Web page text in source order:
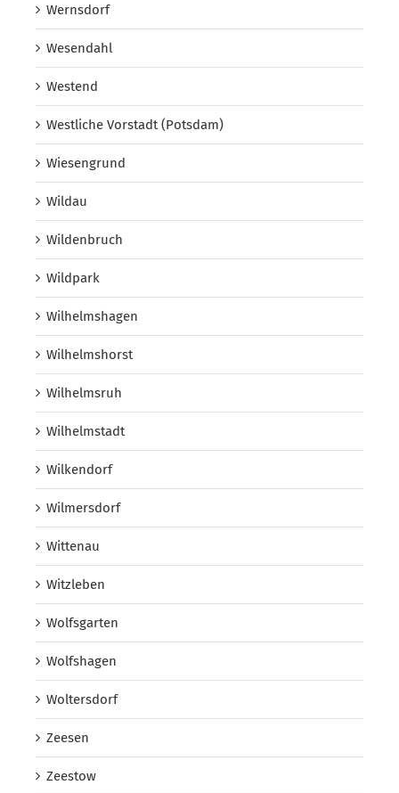
Wernsdorf
Wesendahl
Westend
Westliche Vorstadt (Potsdam)
Wiesengrund
Wildau
Wildenbruch
Wildpark
Wilhelmshagen
Wilhelmshorst
Wilhelmsruh
Wilhelmstadt
Wilkendorf
Wilmersdorf
Wittenau
Witzleben
Wolfsgarten
Wolfshagen
Woltersdorf
Zeesen
Zeestow